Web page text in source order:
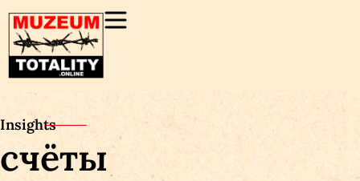
Insights
счёты